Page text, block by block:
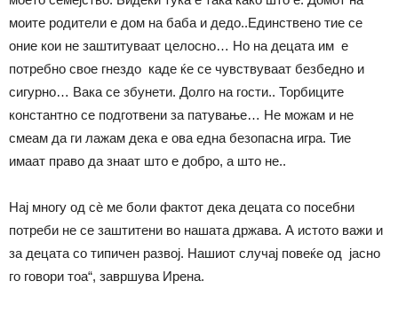
моите родители е дом на баба и дедо..Единствено тие се
оние кои не заштитуваат целосно… Но на децата им е
потребно свое гнездо каде ќе се чувствуваат безбедно и
сигурно… Вака се збунети. Долго на гости.. Торбиците
константно се подготвени за патување… Не можам и не
смеам да ги лажам дека е ова една безопасна игра. Тие
имаат право да знаат што е добро, а што не..
Нај многу од сѐ ме боли фактот дека децата со посебни
потреби не се заштитени во нашата држава. А истото важи и
за децата со типичен развој. Нашиот случај повеќе од јасно
го говори тоа“, завршува Ирена.